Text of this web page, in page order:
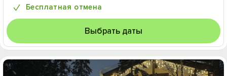
Бесплатная отмена
Выбрать даты